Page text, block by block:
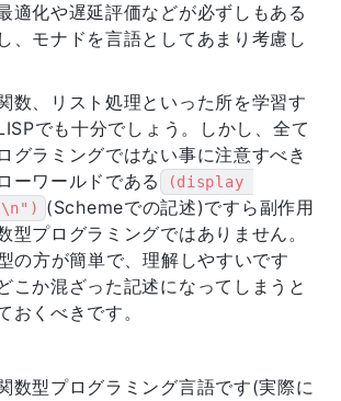
適化や遅延評価などが必ずしもある
、モナドを言語としてあまり考慮し
数、リスト処理といった所を学習す
でも十分でしょう。しかし、全て
グラミングではない事に注意すべき
ーワールドである
(display
(Schemeでの記述)ですら副作用
型プログラミングではありません。
の方が簡単で、理解しやすいです
こか混ざった記述になってしまうと
おくべきです。
数型プログラミング言語です(実際に